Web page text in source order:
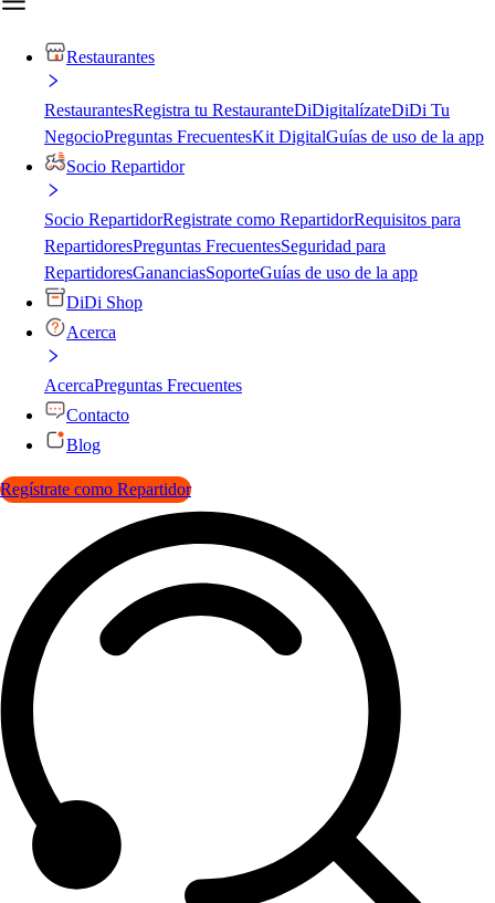
Restaurantes
RestaurantesRegistra tu RestauranteDiDigitalízateDiDi Tu
NegocioPreguntas FrecuentesKit DigitalGuías de uso de la app
Socio Repartidor
Socio RepartidorRegistrate como RepartidorRequisitos para
RepartidoresPreguntas FrecuentesSeguridad para
RepartidoresGananciasSoporteGuías de uso de la app
DiDi Shop
Acerca
AcercaPreguntas Frecuentes
Contacto
Blog
Regístrate como Repartidor